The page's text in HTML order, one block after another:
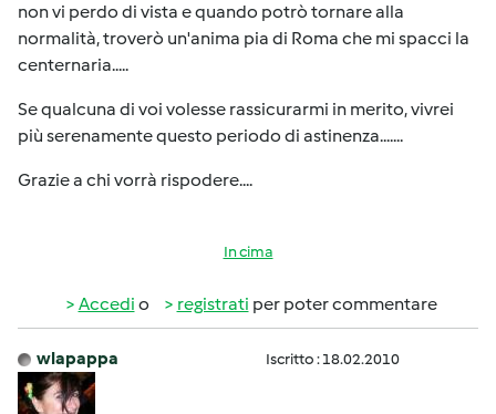
non vi perdo di vista e quando potrò tornare alla
normalità, troverò un'anima pia di Roma che mi spacci la
centernaria.....
Se qualcuna di voi volesse rassicurarmi in merito, vivrei
più serenamente questo periodo di astinenza.......
Grazie a chi vorrà rispodere....
In cima
Accedi o registrati per poter commentare
wlapappa Iscritto : 18.02.2010